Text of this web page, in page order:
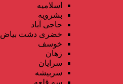
اسلامیه
بشرویه
حاجی آباد
خضری دشت بیاض
خوسف
زهان
سرایان
سربیشه
سه قلعه